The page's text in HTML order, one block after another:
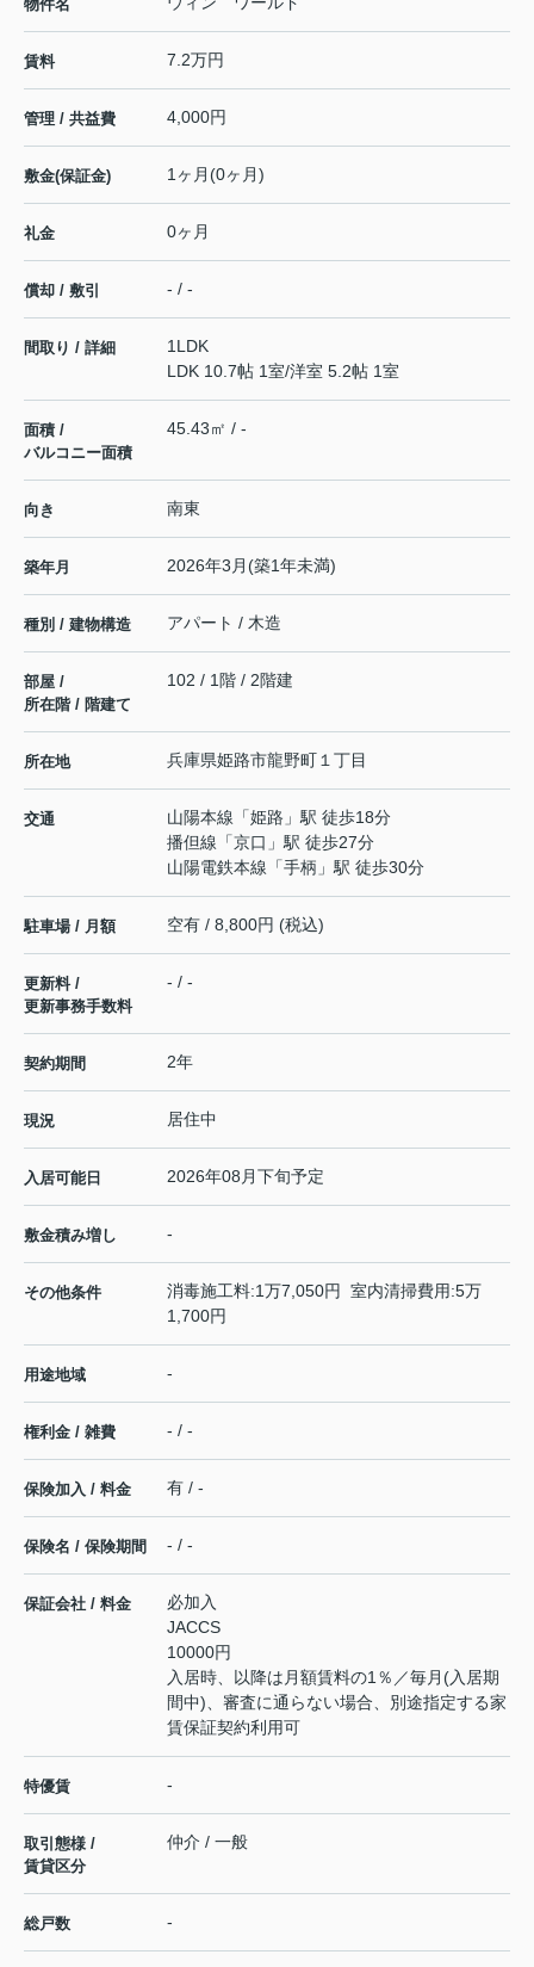
物件名
賃料 7.2万円
管理 / 共益費 4,000円
敷金(保証金) 1ヶ月(0ヶ月)
礼金 0ヶ月
償却 / 敷引 - / -
間取り / 詳細
1LDK
LDK 10.7帖 1室/洋室 5.2帖 1室
面積 /
バルコニー面積
45.43㎡ / -
向き 南東
築年月 2026年3月(築1年未満)
種別 / 建物構造 アパート / 木造
部屋 /
所在階 / 階建て
102 / 1階 / 2階建
所在地 兵庫県姫路市龍野町 １丁目
交通 山陽本線 「姫路 」駅 徒歩18分
播但線 「京口 」駅 徒歩27分
山陽電鉄本線 「手柄 」駅 徒歩30分
駐車場 / 月額 空有 / 8,800円 (税込)
更新料 /
更新事務手数料
- / -
契約期間 2年
現況 居住中
入居可能日 2026年08月下旬予定
敷金積み増し -
その他条件
消毒施工料:1万7,050円 室内清掃費用:5万
1,700円
用途地域 -
権利金 / 雑費 - / -
保険加入 / 料金 有 / -
保険名 / 保険期間 - / -
保証会社 / 料金
必加入
JACCS
10000円
入居時、以降は月額賃料の1％／毎月(入居期
間中)、審査に通らない場合、別途指定する家
賃保証契約利用可
特優賃 -
取引態様 /
賃貸区分
仲介 / 一般
総戸数 -